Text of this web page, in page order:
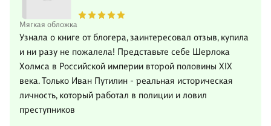
Мягкая обложка
Узнала о книге от блогера, заинтересовал отзыв, купила
и ни разу не пожалела! Представьте себе Шерлока
Холмса в Российской империи второй половины XIX
века. Только Иван Путилин - реальная историческая
личность, который работал в полиции и ловил
преступников